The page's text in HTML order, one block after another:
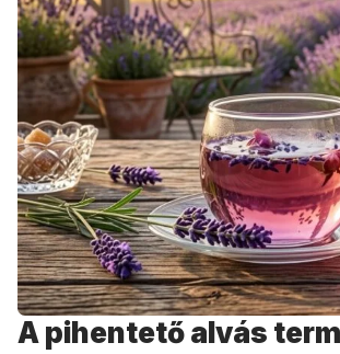
A pihentető alvás